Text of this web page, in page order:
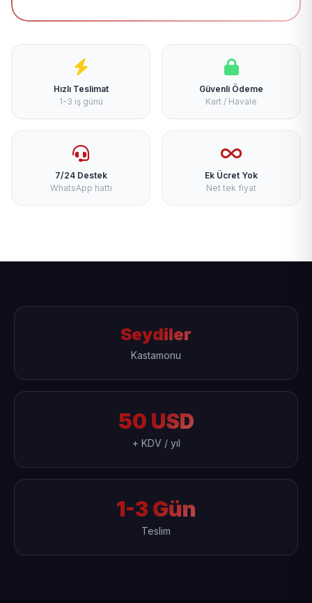
Hızlı Teslimat
1-3 iş günü
Güvenli Ödeme
Kart / Havale
7/24 Destek
WhatsApp hattı
Ek Ücret Yok
Net tek fiyat
Seydiler
Kastamonu
50 USD
+ KDV / yıl
1-3 Gün
Teslim